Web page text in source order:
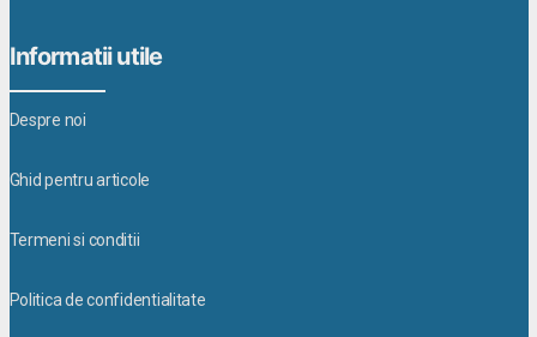
Informatii utile
Despre noi
Ghid pentru articole
Termeni si conditii
Politica de confidentialitate